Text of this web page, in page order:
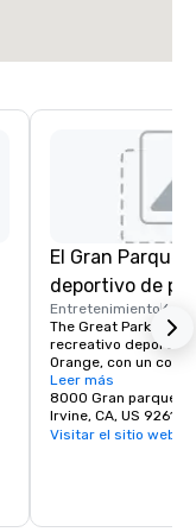
El Gran Parque
deportivo de
Entretenimiento 6 mi
The Great Park es el
recreativo deportivo
Orange, con un
194 acres con
tenis, voleibol,
mucho más.
Leer más
8000 Gran parque
Irvine, CA, US 92618
Visitar el sitio web